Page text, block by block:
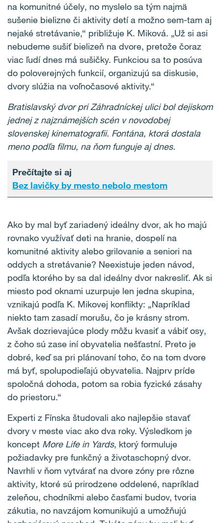
na komunitné účely, no myslelo sa tým najmä
sušenie bielizne či aktivity detí a možno sem-tam aj
nejaké stretávanie,“ približuje K. Miková. „Už si asi
nebudeme sušiť bielizeň na dvore, pretože čoraz
viac ľudí dnes má sušičky. Funkciou sa to posúva
do poloverejných funkcií, organizujú sa diskusie,
dvory slúžia na voľnočasové aktivity.“
Bratislavský dvor pri Záhradníckej ulici bol dejiskom
jednej z najznámejších scén v novodobej
slovenskej kinematografii. Fontána, ktorá dostala
meno podľa filmu, na ňom funguje aj dnes.
Prečítajte si aj
Bez lavičky by mesto nebolo mestom
Ako by mal byť zariadený ideálny dvor, ak ho majú
rovnako využívať deti na hranie, dospelí na
komunitné aktivity alebo grilovanie a seniori na
oddych a stretávanie? Neexistuje jeden návod,
podľa ktorého by sa dal ideálny dvor nakresliť. Ak si
miesto pod oknami uzurpuje len jedna skupina,
vznikajú podľa K. Mikovej konflikty: „Napríklad
niekto tam zasadí morušu, čo je krásny strom.
Avšak dozrievajúce plody môžu kvasiť a vábiť osy,
z čoho sú zase iní obyvatelia nešťastní. Preto je
dobré, keď sa pri plánovaní toho, čo na tom dvore
má byť, spolupodieľajú obyvatelia. Najprv príde
spoločná dohoda, potom sa robia fyzické zásahy
do priestoru.“
Experti z Fínska študovali ako najlepšie stavať
dvory v meste viac ako dva roky. Výsledkom je
koncept More Life in Yards, ktorý formuluje
požiadavky pre funkčný a životaschopný dvor.
Navrhli v ňom vytvárať na dvore zóny pre rôzne
aktivity, ktoré sú prirodzene oddelené, napríklad
zeleňou, chodníkmi alebo časťami budov, tvoria
zákutia, no navzájom komunikujú a umožňujú